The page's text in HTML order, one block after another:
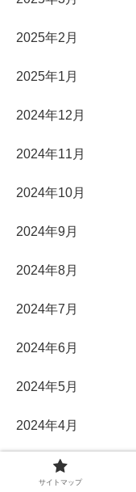
2025年2月
2025年1月
2024年12月
2024年11月
2024年10月
2024年9月
2024年8月
2024年7月
2024年6月
2024年5月
2024年4月
2024年3月
サイトマップ